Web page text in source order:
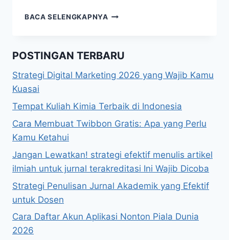
BACA SELENGKAPNYA KUNCI
YANG
BUTUHKAN
POSTINGAN TERBARU
Strategi Digital Marketing 2026 yang Wajib Kamu
Kuasai
Tempat Kuliah Kimia Terbaik di Indonesia
Cara Membuat Twibbon Gratis: Apa yang Perlu
Kamu Ketahui
Jangan Lewatkan! strategi efektif menulis artikel
ilmiah untuk jurnal terakreditasi Ini Wajib Dicoba
Strategi Penulisan Jurnal Akademik yang Efektif
untuk Dosen
Cara Daftar Akun Aplikasi Nonton Piala Dunia
2026